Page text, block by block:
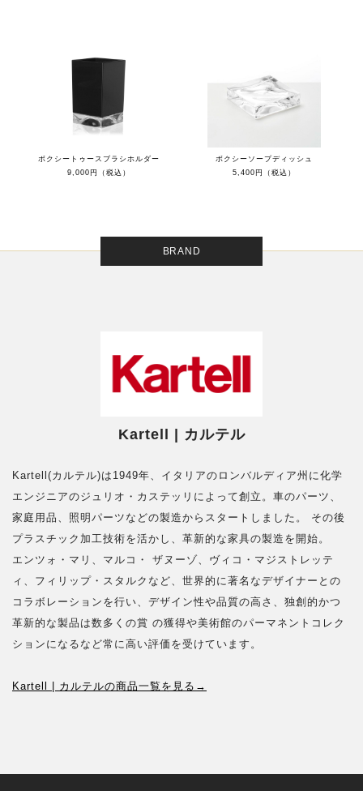
ボクシートゥースブラシホルダー
9,000円（税込）
ボクシーソープディッシュ
5,400円（税込）
BRAND
Kartell | カルテル
Kartell(カルテル)は1949年、イタリアのロンバルディア州に化学
エンジニアのジュリオ・カステッリによって創立。車のパーツ、
家庭用品、照明パーツなどの製造からスタートしました。 その後
プラスチック加工技術を活かし、革新的な家具の製造を開始。
エンツォ・マリ、マルコ・ ザヌーゾ、ヴィコ・マジストレッテ
ィ、フィリップ・スタルクなど、世界的に著名なデザイナーとの
コラボレーションを行い、デザイン性や品質の高さ、独創的かつ
革新的な製品は数多くの賞 の獲得や美術館のパーマネントコレク
ションになるなど常に高い評価を受けています。
Kartell | カルテルの商品一覧を見る→